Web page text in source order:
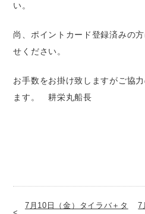
い。
尚、ポイントカード登録済みの
せください。
お手数をお掛け致しますがご協
ます。 耕栄丸船長
7月10日（金）タイラバ＋タ
7